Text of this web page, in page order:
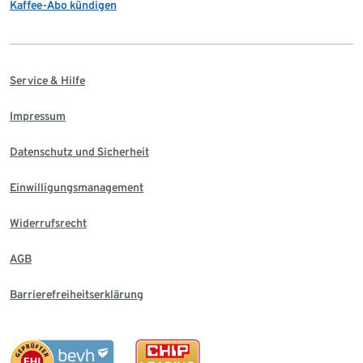
Kaffee-Abo kündigen
Service & Hilfe
Impressum
Datenschutz und Sicherheit
Einwilligungsmanagement
Widerrufsrecht
AGB
Barrierefreiheitserklärung